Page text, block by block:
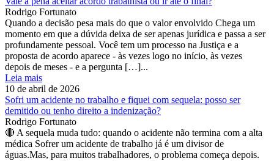
Rodrigo Fortunato
Quando a decisão pesa mais do que o valor envolvido Chega um
momento em que a dúvida deixa de ser apenas jurídica e passa a ser
profundamente pessoal. Você tem um processo na Justiça e a
proposta de acordo aparece - às vezes logo no início, às vezes
depois de meses - e a pergunta […]...
Leia mais
10 de abril de 2026
Sofri um acidente no trabalho e fiquei com sequela: posso ser
demitido ou tenho direito a indenização?
Rodrigo Fortunato
🔴 A sequela muda tudo: quando o acidente não termina com a alta
médica Sofrer um acidente de trabalho já é um divisor de
águas.Mas, para muitos trabalhadores, o problema começa depois.